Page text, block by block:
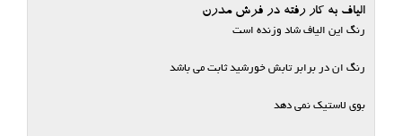
الیاف به کار رفته در فرش مدرن
رنگ این الیاف شاد وزنده است
رنگ ان در برابر تابش خورشید ثابت می باشد
بوی لاستیک نمی دهد